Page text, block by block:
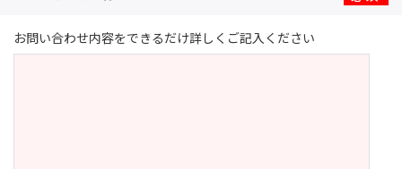
お問い合わせ内容をできるだけ詳しくご記入ください